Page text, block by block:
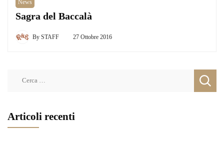
News
Sagra del Baccalà
By STAFF 27 Ottobre 2016
Articoli recenti